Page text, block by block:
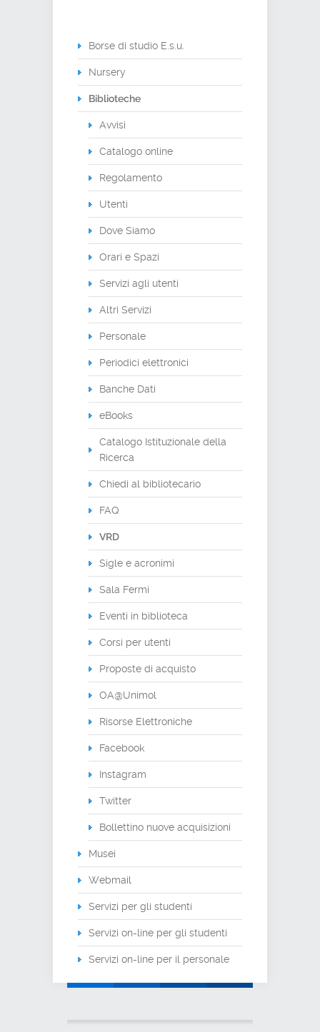
Borse di studio E.s.u.
Nursery
Biblioteche
Avvisi
Catalogo online
Regolamento
Utenti
Dove Siamo
Orari e Spazi
Servizi agli utenti
Altri Servizi
Personale
Periodici elettronici
Banche Dati
eBooks
Catalogo Istituzionale della
Ricerca
Chiedi al bibliotecario
FAQ
VRD
Sigle e acronimi
Sala Fermi
Eventi in biblioteca
Corsi per utenti
Proposte di acquisto
OA@Unimol
Risorse Elettroniche
Facebook
Instagram
Twitter
Bollettino nuove acquisizioni
Musei
Webmail
Servizi per gli studenti
Servizi on-line per gli studenti
Servizi on-line per il personale